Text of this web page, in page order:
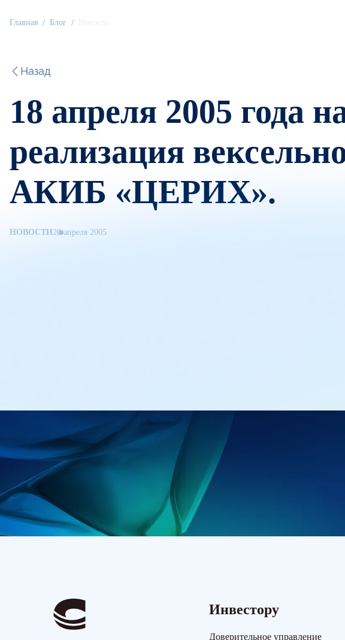
Главная Блог Новости
Назад
18 апреля 2005 года
реализация
АКИБ «ЦЕРИХ».
НОВОСТИ20 апреля 2005
Инвестору
Доверительное управление